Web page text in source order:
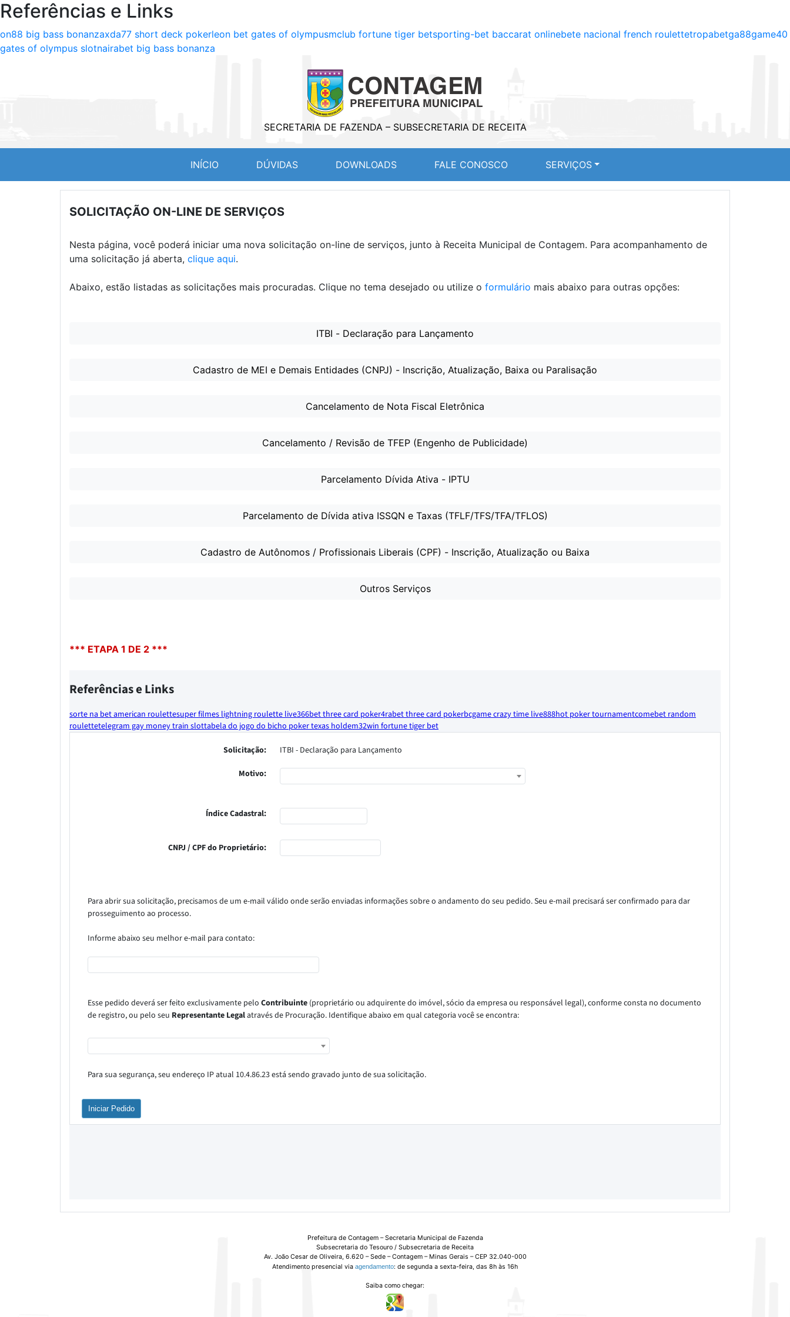
Referências e Links
on88 big bass bonanzaxda77 short deck pokerleon bet gates of olympusmclub fortune tiger betsporting-bet baccarat onlinebete nacional french roulettetropabetga88game40
gates of olympus slotnairabet big bass bonanza
SECRETARIA DE FAZENDA – SUBSECRETARIA DE RECEITA
INÍCIO(CURRENT)DÚVIDAS DOWNLOADS FALE CONOSCO SERVIÇOS
SOLICITAÇÃO ON-LINE DE SERVIÇOS
Nesta página, você poderá iniciar uma nova solicitação on-line de serviços, junto à Receita Municipal de Contagem. Para acompanhamento de
uma solicitação já aberta, clique aqui.
Abaixo, estão listadas as solicitações mais procuradas. Clique no tema desejado ou utilize o formulário mais abaixo para outras opções:
ITBI - Declaração para Lançamento
Cadastro de MEI e Demais Entidades (CNPJ) - Inscrição, Atualização, Baixa ou Paralisação
Cancelamento de Nota Fiscal Eletrônica
Cancelamento / Revisão de TFEP (Engenho de Publicidade)
Parcelamento Dívida Ativa - IPTU
Parcelamento de Dívida ativa ISSQN e Taxas (TFLF/TFS/TFA/TFLOS)
Cadastro de Autônomos / Profissionais Liberais (CPF) - Inscrição, Atualização ou Baixa
Outros Serviços
*** ETAPA 1 DE 2 ***
Prefeitura de Contagem – Secretaria Municipal de Fazenda
Subsecretaria do Tesouro / Subsecretaria de Receita
Av. João Cesar de Oliveira, 6.620 – Sede – Contagem – Minas Gerais – CEP 32.040-000
Atendimento presencial via agendamento: de segunda a sexta-feira, das 8h às 16h
Saiba como chegar: